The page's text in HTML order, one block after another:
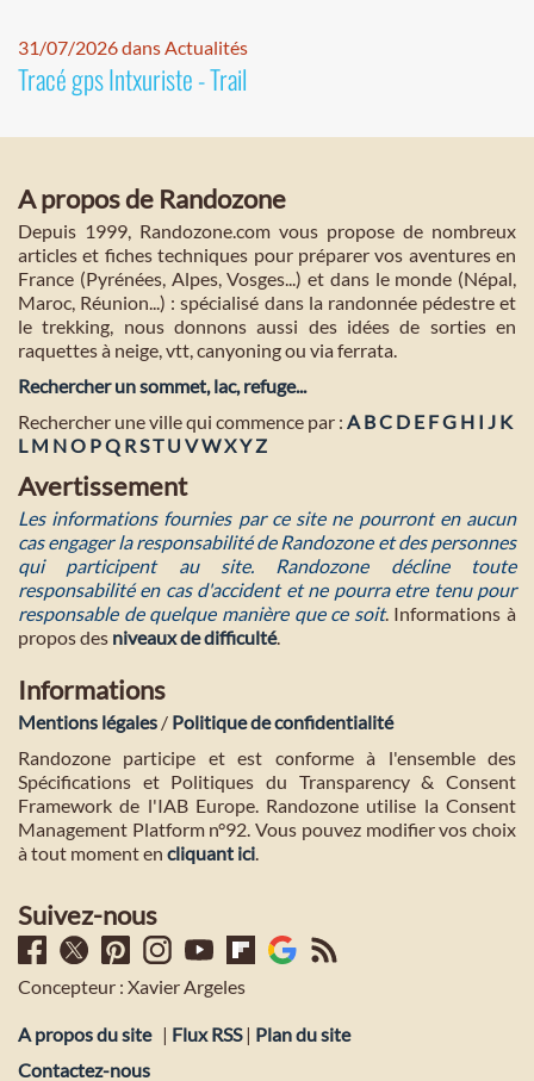
31/07/2026 dans Actualités
Tracé gps Intxuriste - Trail
A propos de Randozone
Depuis 1999, Randozone.com vous propose de nombreux
articles et fiches techniques pour préparer vos aventures en
France (Pyrénées, Alpes, Vosges...) et dans le monde (Népal,
Maroc, Réunion...) : spécialisé dans la randonnée pédestre et
le trekking, nous donnons aussi des idées de sorties en
raquettes à neige, vtt, canyoning ou via ferrata.
Rechercher un sommet, lac, refuge...
Rechercher une ville qui commence par : A BC D E FG H I J K
L M NO PQ RST U VWXYZ
Avertissement
Les informations fournies par ce site ne pourront en aucun
cas engager la responsabilité de Randozone et des personnes
qui participent au site. Randozone décline toute
responsabilité en cas d'accident et ne pourra etre tenu pour
responsable de quelque manière que ce soit. Informations à
propos des niveaux de difficulté.
Informations
Mentions légales / Politique de confidentialité
Randozone participe et est conforme à l'ensemble des
Spécifications et Politiques du Transparency & Consent
Framework de l'IAB Europe. Randozone utilise la Consent
Management Platform n°92. Vous pouvez modifier vos choix
à tout moment en cliquant ici.
Suivez-nous
Concepteur : Xavier Argeles
A propos du site | Flux RSS| Plan du site
Contactez-nous